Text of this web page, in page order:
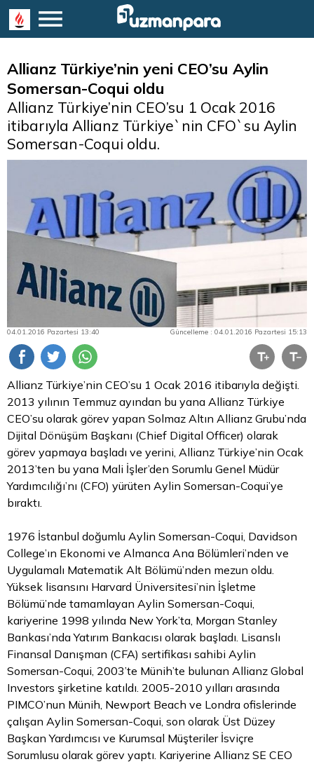
Allianz Türkiye’nin yeni CEO’su Aylin
Somersan-Coqui oldu
Allianz Türkiye’nin CEO’su 1 Ocak 2016
itibarıyla Allianz Türkiye`nin CFO`su Aylin
Somersan-Coqui oldu.
04.01.2016 Pazartesi 13:40 Güncelleme : 04.01.2016 Pazartesi 15:13
Allianz Türkiye’nin CEO’su 1 Ocak 2016 itibarıyla değişti.
2013 yılının Temmuz ayından bu yana Allianz Türkiye
CEO’su olarak görev yapan Solmaz Altın Allianz Grubu’nda
Dijital Dönüşüm Başkanı (Chief Digital Officer) olarak
görev yapmaya başladı ve yerini, Allianz Türkiye’nin Ocak
2013’ten bu yana Mali İşler’den Sorumlu Genel Müdür
Yardımcılığı’nı (CFO) yürüten Aylin Somersan-Coqui’ye
bıraktı.
1976 İstanbul doğumlu Aylin Somersan-Coqui, Davidson
College’ın Ekonomi ve Almanca Ana Bölümleri’nden ve
Uygulamalı Matematik Alt Bölümü’nden mezun oldu.
Yüksek lisansını Harvard Üniversitesi’nin İşletme
Bölümü’nde tamamlayan Aylin Somersan-Coqui,
kariyerine 1998 yılında New York’ta, Morgan Stanley
Bankası’nda Yatırım Bankacısı olarak başladı. Lisanslı
Finansal Danışman (CFA) sertifikası sahibi Aylin
Somersan-Coqui, 2003’te Münih’te bulunan Allianz Global
Investors şirketine katıldı. 2005-2010 yılları arasında
PIMCO’nun Münih, Newport Beach ve Londra ofislerinde
çalışan Aylin Somersan-Coqui, son olarak Üst Düzey
Başkan Yardımcısı ve Kurumsal Müşteriler İsviçre
Sorumlusu olarak görev yaptı. Kariyerine Allianz SE CEO